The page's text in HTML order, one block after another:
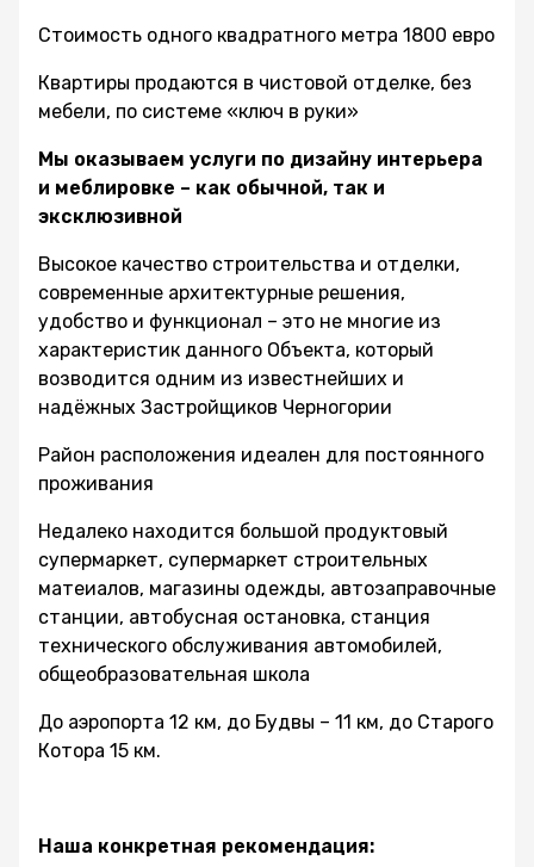
Стоимость одного квадратного метра 1800 евро
Квартиры продаются в чистовой отделке, без
мебели, по системе «ключ в руки»
Мы оказываем услуги по дизайну интерьера
и меблировке – как обычной, так и
эксклюзивной
Высокое качество строительства и отделки,
современные архитектурные решения,
удобство и функционал – это не многие из
характеристик данного Объекта, который
возводится одним из известнейших и
надёжных Застройщиков Черногории
Район расположения идеален для постоянного
проживания
Недалеко находится большой продуктовый
супермаркет, супермаркет строительных
матеиалов, магазины одежды, автозаправочные
станции, автобусная остановка, станция
технического обслуживания автомобилей,
общеобразовательная школа
До аэропорта 12 км, до Будвы – 11 км, до Старого
Котора 15 км.
Наша конкретная рекомендация: